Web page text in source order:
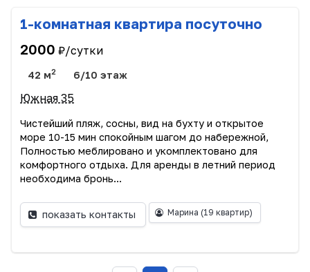
1-комнатная квартира посуточно
2000 ₽/сутки
42 м2 6/10 этаж
Южная 35
Чистейший пляж, сосны, вид на бухту и открытое
море 10-15 мин спокойным шагом до набережной,
Полностью меблировано и укомплектовано для
комфортного отдыха. Для аренды в летний период
необходима бронь...
показать контакты Марина (19 квартир)